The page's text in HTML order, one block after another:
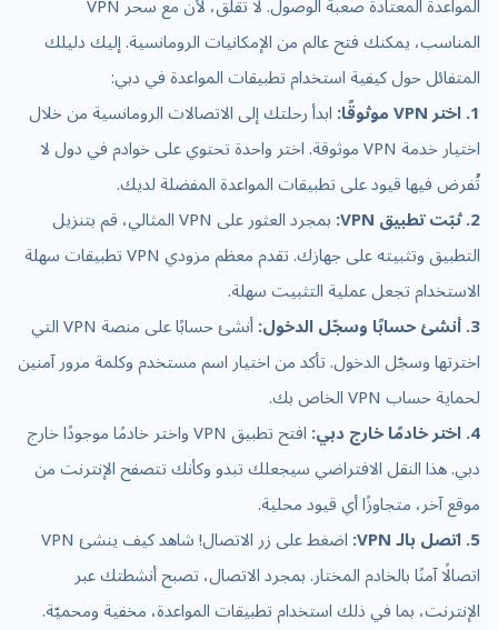
المناسب، يمكنك فتح عالم من الإمكانيات الرومانسية. إليك دليلك
المتفائل حول كيفية استخدام تطبيقات المواعدة في دبي:
1. اختر VPN موثوقًا:
ابدأ رحلتك إلى الاتصالات الرومانسية من خلال
اختيار خدمة VPN موثوقة. اختر واحدة تحتوي على خوادم في دول لا
تُفرض فيها قيود على تطبيقات المواعدة المفضلة لديك.
2. ثبّت تطبيق VPN:
بمجرد العثور على VPN المثالي، قم بتنزيل
التطبيق وتثبيته على جهازك. تقدم معظم مزودي VPN تطبيقات سهلة
الاستخدام تجعل عملية التثبيت سهلة.
3. أنشئ حسابًا وسجّل الدخول:
أنشئ حسابًا على منصة VPN التي
اخترتها وسجّل الدخول. تأكد من اختيار اسم مستخدم وكلمة مرور آمنين
لحماية حساب VPN الخاص بك.
4. اختر خادمًا خارج دبي:
افتح تطبيق VPN واختر خادمًا موجودًا خارج
دبي. هذا النقل الافتراضي سيجعلك تبدو وكأنك تتصفح الإنترنت من
موقع آخر، متجاوزًا أي قيود محلية.
5. اتصل بالـ VPN:
اضغط على زر الاتصال! شاهد كيف ينشئ VPN
اتصالًا آمنًا بالخادم المختار. بمجرد الاتصال، تصبح أنشطتك عبر
الإنترنت، بما في ذلك استخدام تطبيقات المواعدة، مخفية ومحميّة.